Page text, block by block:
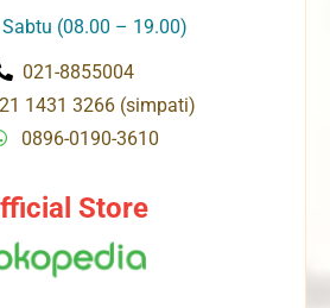
(08.00 – 19.00)
021-8855004
1431 3266 (simpati)
0896-0190-3610
Store